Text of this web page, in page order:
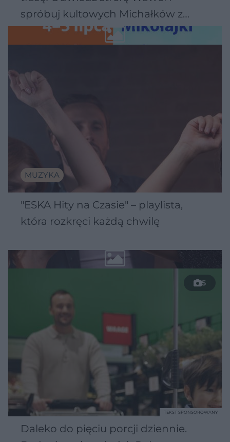
spróbuj kultowych Michałków z
Wawelu
MUZYKA
"ESKA Hity na Czasie" – playlista,
która rozkręci każdą chwilę
5
Daleko do pięciu porcji dziennie.
TEKST SPONSOROWANY